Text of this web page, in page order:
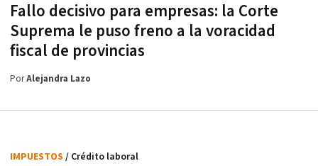
Fallo decisivo para empresas: la Corte
Suprema le puso freno a la voracidad
fiscal de provincias
PorAlejandra Lazo
IMPUESTOS / Crédito laboral